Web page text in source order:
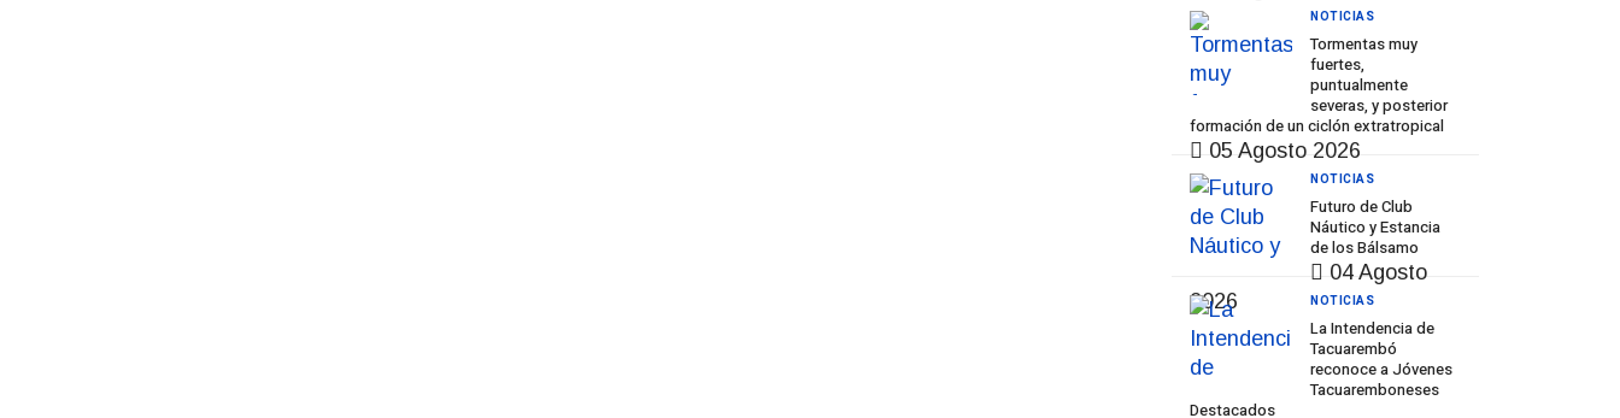
Tormentas muy
fuertes,
puntualmente
severas, y posterior
formación de un ciclón extratropical
05 Agosto 2026
NOTICIAS
Futuro de Club
Náutico y Estancia
de los Bálsamo
04 Agosto
2026
NOTICIAS
La Intendencia de
Tacuarembó
reconoce a Jóvenes
Tacuaremboneses
Destacados
NOTICIAS